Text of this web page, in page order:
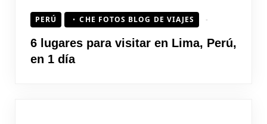
PERÚ CHE FOTOS BLOG DE VIAJES
6 lugares para visitar en Lima, Perú,
en 1 día